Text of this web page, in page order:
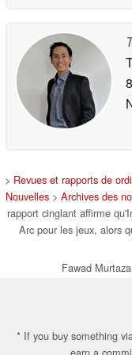
> Revues et rapports de
Nouvelles > Archives des
rapport cinglant affirme
Arc pour les jeux, alors
Fawad
* If you buy something